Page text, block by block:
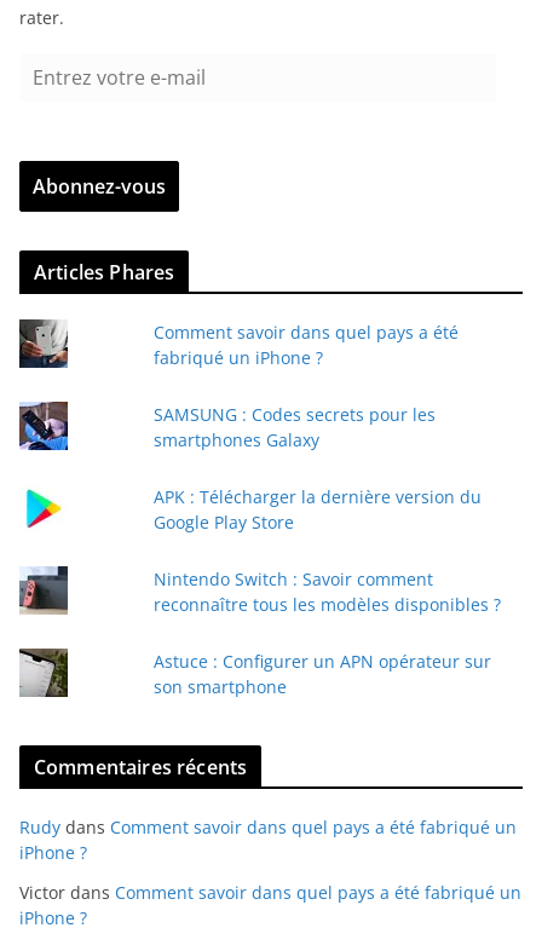
rater.
r
z
v
r
e
e
-
a
Abonnez-vous
Articles Phares
Comment savoir dans quel pays a été
fabriqué un iPhone ?
SAMSUNG : Codes secrets pour les
smartphones Galaxy
APK : Télécharger la dernière version du
Google Play Store
Nintendo Switch : Savoir comment
reconnaître tous les modèles disponibles ?
Astuce : Configurer un APN opérateur sur
son smartphone
Commentaires récents
Rudy dans Comment savoir dans quel pays a été fabriqué un
iPhone ?
Victor dans Comment savoir dans quel pays a été fabriqué un
iPhone ?